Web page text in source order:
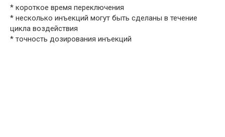
* короткое время переключения
* несколько инъекций могут быть сделаны в течение
цикла воздействия
* точность дозирования инъекций